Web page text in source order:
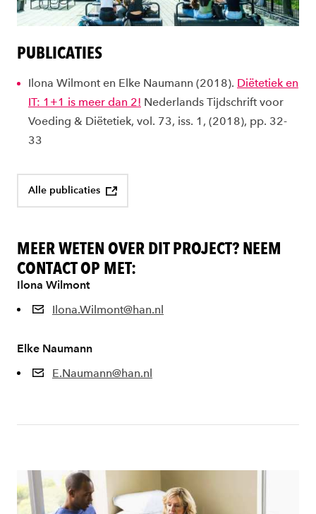
PUBLICATIES
Ilona Wilmont en Elke Naumann (2018). Diëtetiek en
IT: 1+1 is meer dan 2! Nederlands Tijdschrift voor
Voeding & Diëtetiek, vol. 73, iss. 1, (2018), pp. 32-
33
Alle publicaties
MEER WETEN OVER DIT PROJECT? NEEM
CONTACT OP MET:
Ilona Wilmont
Ilona.Wilmont@han.nl
Elke Naumann
E.Naumann@han.nl